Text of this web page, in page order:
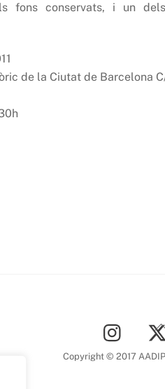
fons conservats, i un
de la Ciutat de Barcelona
Copyright © 2017